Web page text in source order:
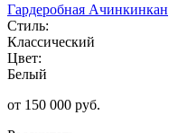
Гардеробная Ачинкинкан
Стиль:
Классический
Цвет:
Белый
от 150 000 руб.